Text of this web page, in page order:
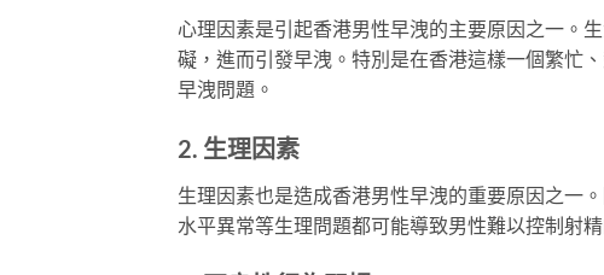
心理因素是引起香港男性早洩的主要原因之一。
礙，進而引發早洩。特別是在香港這樣一個繁忙
早洩問題。
2. 生理因素
生理因素也是造成香港男性早洩的重要原因之一
水平異常等生理問題都可能導致男性難以控制射